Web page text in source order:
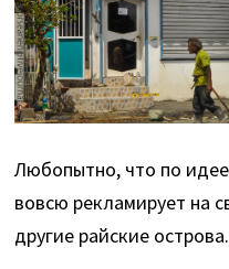
Любопытно, что по
вовсю рекламирует на
другие райские острова.